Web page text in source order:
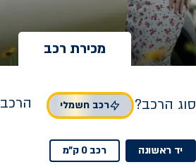
מכירת רכב
סוג הרכב? רכב חשמלי
יד ראשונה רכב 0 ק"מ